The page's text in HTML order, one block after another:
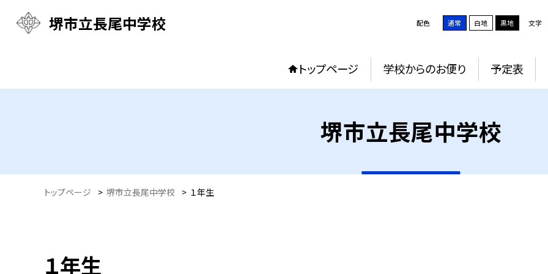
堺市立長尾中学校 配色 通常 白地 黒地 文字
トップページ 学校からのお便り 予定表
堺市立長尾中学校
トップページ > 堺市立長尾中学校 > １年生
１年生